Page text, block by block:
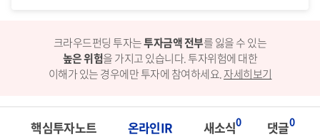
크라우드펀딩 투자는투자금액 전부를 잃을 수 있는
높은 위험을 가지고 있습니다.투자위험에 대한
이해가 있는 경우에만 투자에 참여하세요.자세히보기
핵심투자노트 온라인IR 새소식0 댓글0